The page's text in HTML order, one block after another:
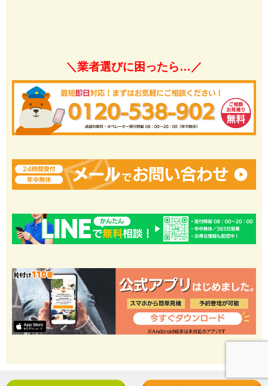
＼業者選びに困ったら…／